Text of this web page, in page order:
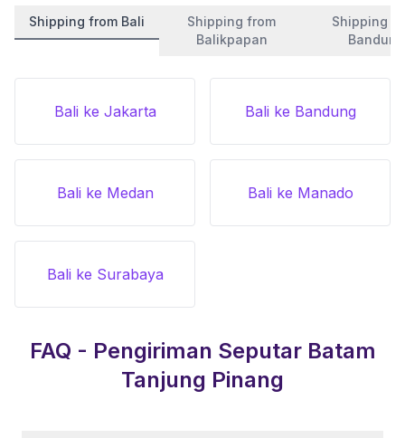
Shipping from Bali
Shipping from
Balikpapan
Shipping
Bandung
Bali ke Jakarta Bali ke Bandung
Bali ke Medan Bali ke Manado
Bali ke Surabaya
FAQ - Pengiriman Seputar Batam
Tanjung Pinang